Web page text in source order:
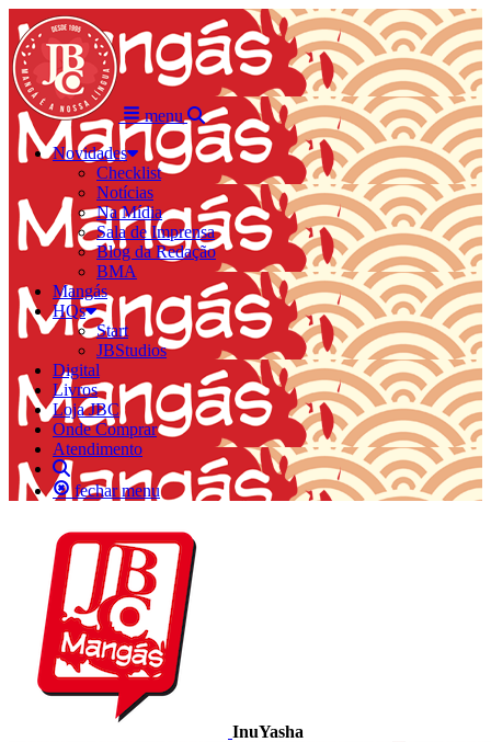
menu
Novidades
Checklist
Notícias
Na Mídia
Sala de Imprensa
Blog da Redação
BMA
Mangás
HQs
Start
JBStudios
Digital
Livros
Loja JBC
Onde Comprar
Atendimento
fechar menu
InuYasha